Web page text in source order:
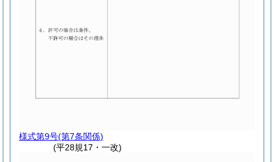
様式第9号(第7条関係)
(平28規17・一改)